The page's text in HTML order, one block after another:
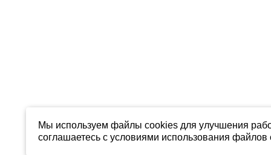
Мы используем файлы cookies для улучшения
соглашаетесь с условиями использования файлов